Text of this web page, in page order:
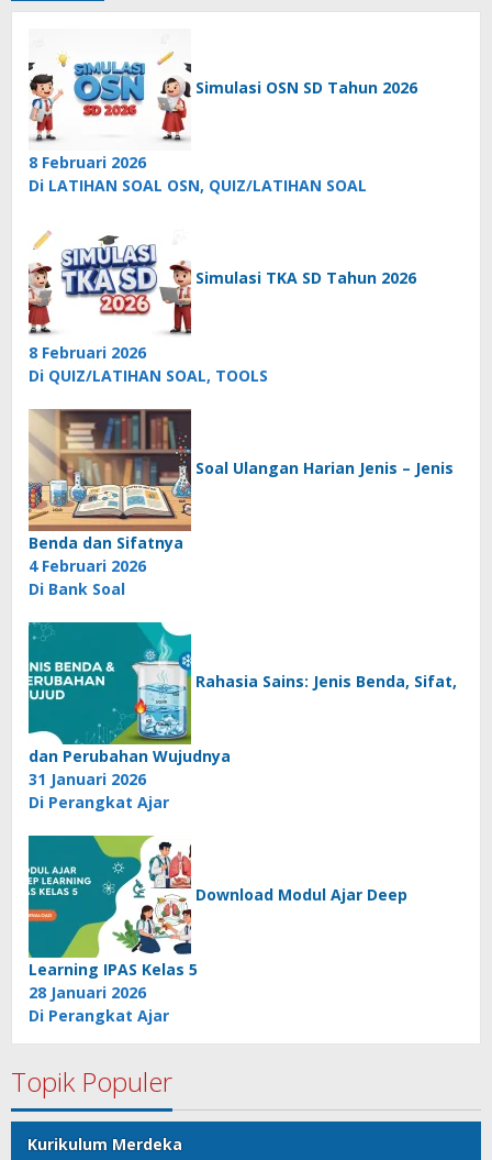
Simulasi OSN SD Tahun 2026
8 Februari 2026
Di LATIHAN SOAL OSN, QUIZ/LATIHAN SOAL
Simulasi TKA SD Tahun 2026
8 Februari 2026
Di QUIZ/LATIHAN SOAL, TOOLS
Soal Ulangan Harian Jenis – Jenis
Benda dan Sifatnya
4 Februari 2026
Di Bank Soal
Rahasia Sains: Jenis Benda, Sifat,
dan Perubahan Wujudnya
31 Januari 2026
Di Perangkat Ajar
Download Modul Ajar Deep
Learning IPAS Kelas 5
28 Januari 2026
Di Perangkat Ajar
Topik Populer
Kurikulum Merdeka